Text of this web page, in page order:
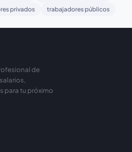
privados trabajadores públicos
de
para tu próximo